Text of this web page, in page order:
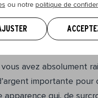
ou notre politique de
à de
avez absolument
importante pour
apparence qui, de